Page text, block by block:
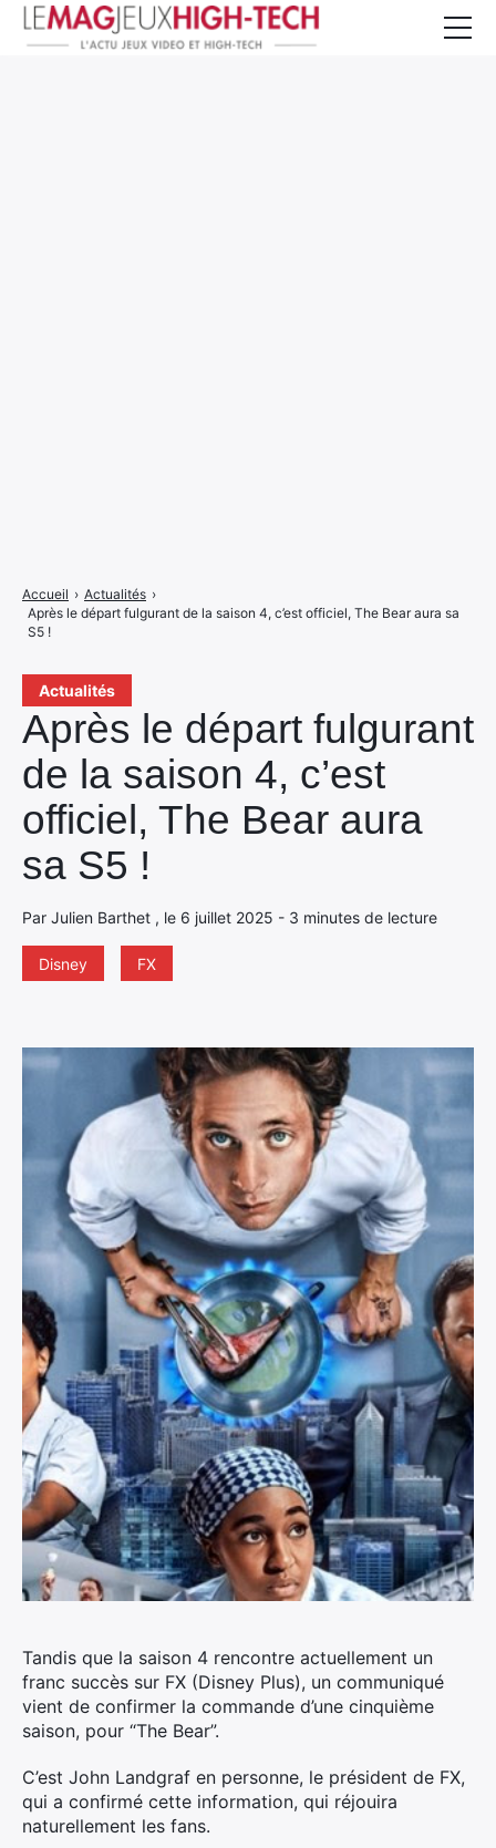
Actualités
Après le départ fulgurant
de la saison 4, c’est
officiel, The Bear aura
sa S5 !
Par Julien Barthet , le 6 juillet 2025 - 3 minutes de lecture
Disney FX
Accueil › Actualités ›
Après le départ fulgurant de la saison 4, c’est officiel, The Bear aura sa
S5 !
Tandis que la saison 4 rencontre actuellement un
franc succès sur FX (Disney Plus), un communiqué
vient de confirmer la commande d’une cinquième
saison, pour “The Bear”.
C’est John Landgraf en personne, le président de FX,
qui a confirmé cette information, qui réjouira
naturellement les fans.